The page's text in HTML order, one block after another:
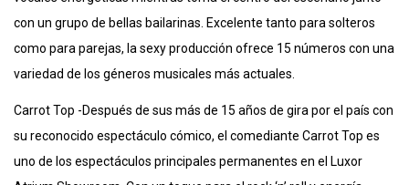
con un grupo de bellas bailarinas. Excelente tanto para solteros
como para parejas, la sexy producción ofrece 15 números con una
variedad de los géneros musicales más actuales.
Carrot Top -Después de sus más de 15 años de gira por el país con
su reconocido espectáculo cómico, el comediante Carrot Top es
uno de los espectáculos principales permanentes en el Luxor